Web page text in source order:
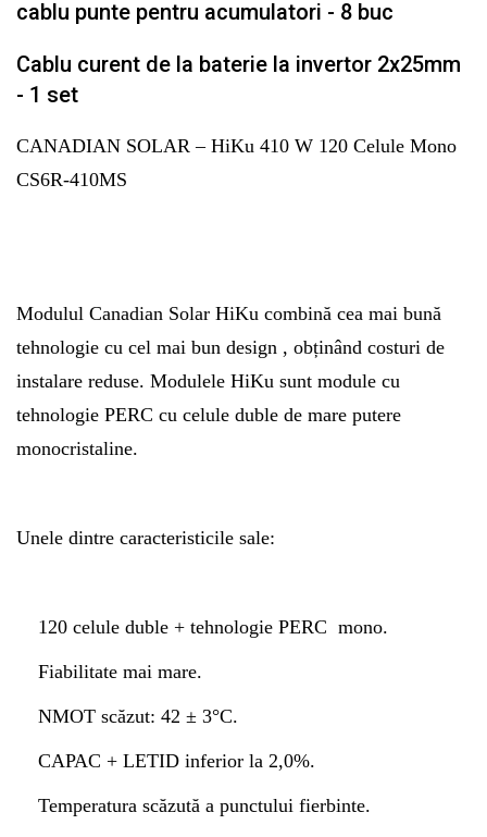
cablu punte pentru acumulatori - 8 buc
Cablu curent de la baterie la invertor 2x25mm
- 1 set
CANADIAN SOLAR – HiKu 410 W 120 Celule Mono
CS6R-410MS
Modulul Canadian Solar HiKu combină cea mai bună
tehnologie cu cel mai bun design , obținând costuri de
instalare reduse. Modulele HiKu sunt module cu
tehnologie PERC cu celule duble de mare putere
monocristaline.
Unele dintre caracteristicile sale:
120 celule duble + tehnologie PERC mono.
Fiabilitate mai mare.
NMOT scăzut: 42 ± 3°C.
CAPAC + LETID inferior la 2,0%.
Temperatura scăzută a punctului fierbinte.